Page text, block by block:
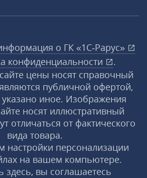
о ГК «1С‑Рарус»
конфиденциальности
.
цены носят справочный
публичной офертой,
иное. Изображения
носят иллюстративный
отличаться от фактического
вида товара.
настройки персонализации
на вашем компьютере.
здесь, вы соглашаетесь